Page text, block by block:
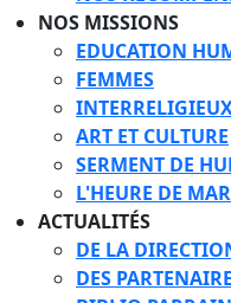
NOS MISSIONS
EDUCATION
FEMMES
ART ET CULTURE
SERMENT DE
L'HEURE DE
ACTUALITÉS
DE LA
DES